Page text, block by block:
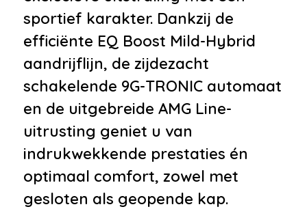
Koplampen adaptief
•LED dagrijverlichting
Lichtmetalen velgen
Lichtmetalen velgen 18''
Parkeer assistent
•Parkeersensor voor en achter
Speciale kleur
Sport uitlaat
Uitlaat sierstuk
•
Verlaagde carrosserie
sportief karakter. Dankzij de
efficiënte EQ Boost Mild-Hybrid
aandrijflijn, de zijdezacht
schakelende 9G-TRONIC automaat
en de uitgebreide AMG Line-
uitrusting geniet u van
indrukwekkende prestaties én
optimaal comfort, zowel met
gesloten als geopende kap.